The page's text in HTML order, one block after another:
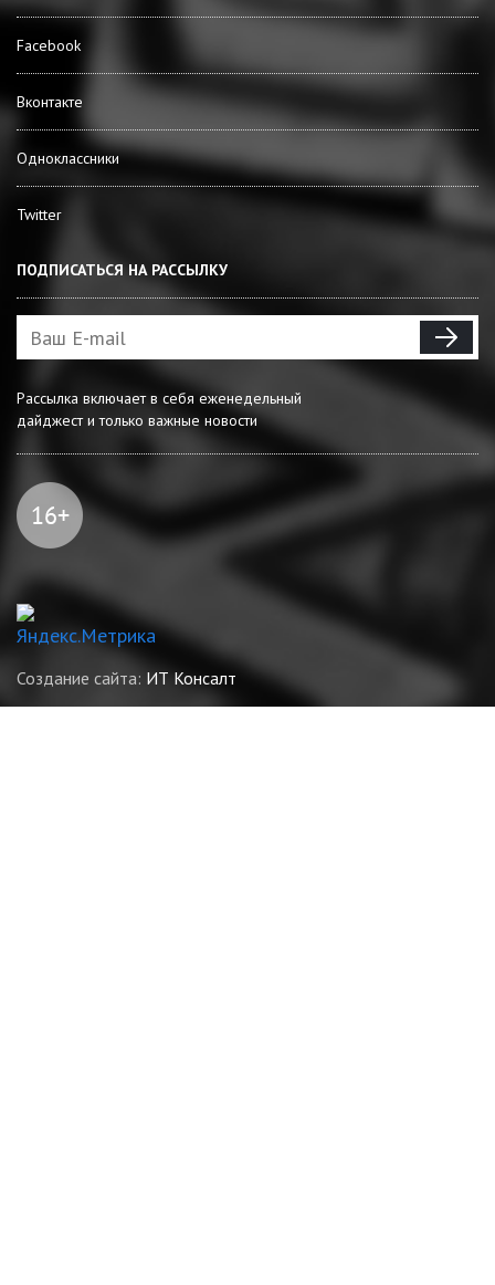
Facebook
Вконтакте
Одноклассники
Twitter
ПОДПИСАТЬСЯ НА РАССЫЛКУ
Рассылка включает в себя еженедельный
дайджест и только важные новости
Создание сайта: ИТ Консалт